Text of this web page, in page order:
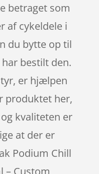
betraget som
af cykeldele i
du bytte op til
bestilt den.
er hjælpen
produktet her,
kvaliteten er
at der er
Podium Chill
– Custom